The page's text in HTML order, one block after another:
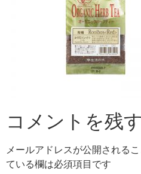
コメントを残す
メールアドレスが公開されるこ
ている欄は必須項目です